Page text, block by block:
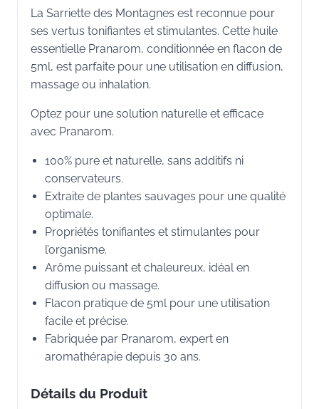
La Sarriette des Montagnes est reconnue pour
ses vertus tonifiantes et stimulantes. Cette huile
essentielle Pranarom, conditionnée en flacon de
5ml, est parfaite pour une utilisation en diffusion,
massage ou inhalation.
Optez pour une solution naturelle et efficace
avec Pranarom.
100% pure et naturelle, sans additifs ni
conservateurs.
Extraite de plantes sauvages pour une qualité
optimale.
Propriétés tonifiantes et stimulantes pour
l’organisme.
Arôme puissant et chaleureux, idéal en
diffusion ou massage.
Flacon pratique de 5ml pour une utilisation
facile et précise.
Fabriquée par Pranarom, expert en
aromathérapie depuis 30 ans.
Détails du Produit